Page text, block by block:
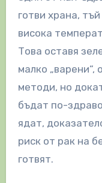
готви храна,
висока
Това оставя
малко „варени“,
методи, но
бъдат по-
ядат,
риск от рак на
готвят.